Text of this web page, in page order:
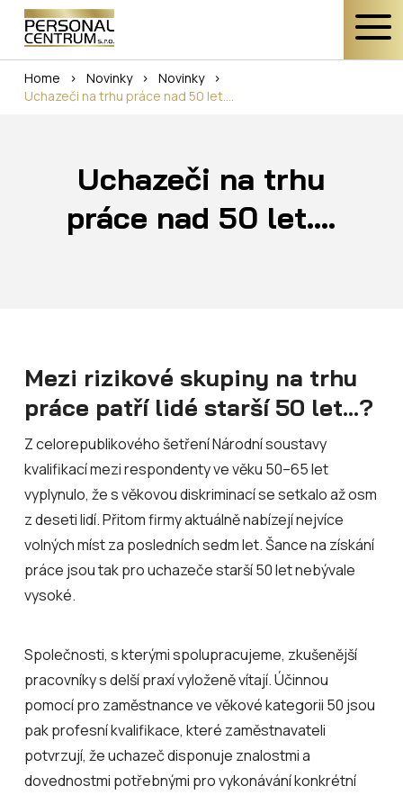
Home > Novinky > Novinky
>
Uchazeči na trhu práce nad 50 let....
Uchazeči na trhu
práce nad 50 let....
Mezi rizikové skupiny na trhu
práce patří lidé starší 50 let...?
Z celorepublikového šetření Národní soustavy
kvalifikací mezi respondenty ve věku 50–65 let
vyplynulo, že s věkovou diskriminací se setkalo až osm
z deseti lidí. Přitom firmy aktuálně nabízejí nejvíce
volných míst za posledních sedm let. Šance na získání
práce jsou tak pro uchazeče starší 50 let nebývale
vysoké.
Společnosti, s kterými spolupracujeme, zkušenější
pracovníky s delší praxí vyloženě vítají. Účinnou
pomocí pro zaměstnance ve věkové kategorii 50 jsou
pak profesní kvalifikace, které zaměstnavateli
potvrzují, že uchazeč disponuje znalostmi a
dovednostmi potřebnými pro vykonávání konkrétní